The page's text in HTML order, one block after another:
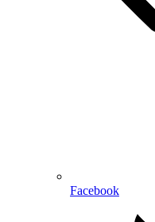
Facebook